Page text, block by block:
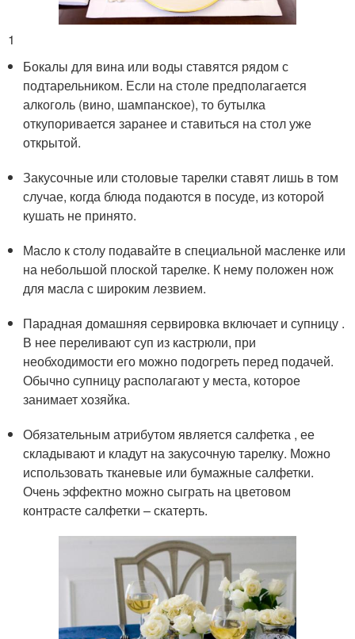
1
Бокалы для вина или воды ставятся рядом с
подтарельником. Если на столе предполагается
алкоголь (вино, шампанское), то бутылка
откупоривается заранее и ставиться на стол уже
открытой.
Закусочные или столовые тарелки ставят лишь в том
случае, когда блюда подаются в посуде, из которой
кушать не принято.
Масло к столу подавайте в специальной масленке или
на небольшой плоской тарелке. К нему положен нож
для масла с широким лезвием.
Парадная домашняя сервировка включает и супницу .
В нее переливают суп из кастрюли, при
необходимости его можно подогреть перед подачей.
Обычно супницу располагают у места, которое
занимает хозяйка.
Обязательным атрибутом является салфетка , ее
складывают и кладут на закусочную тарелку. Можно
использовать тканевые или бумажные салфетки.
Очень эффектно можно сыграть на цветовом
контрасте салфетки – скатерть.